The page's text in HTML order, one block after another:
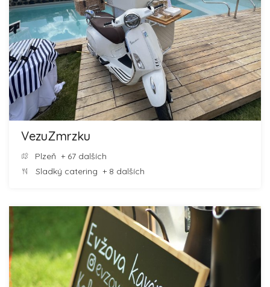
VezuZmrzku
Plzeň + 67 dalších
Sladký catering + 8 dalších